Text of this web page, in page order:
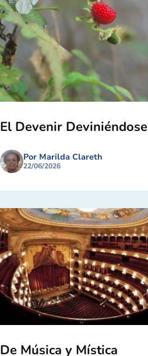
El Devenir Deviniéndose
Por Marilda Clareth
22/06/2026
De Música y Mística